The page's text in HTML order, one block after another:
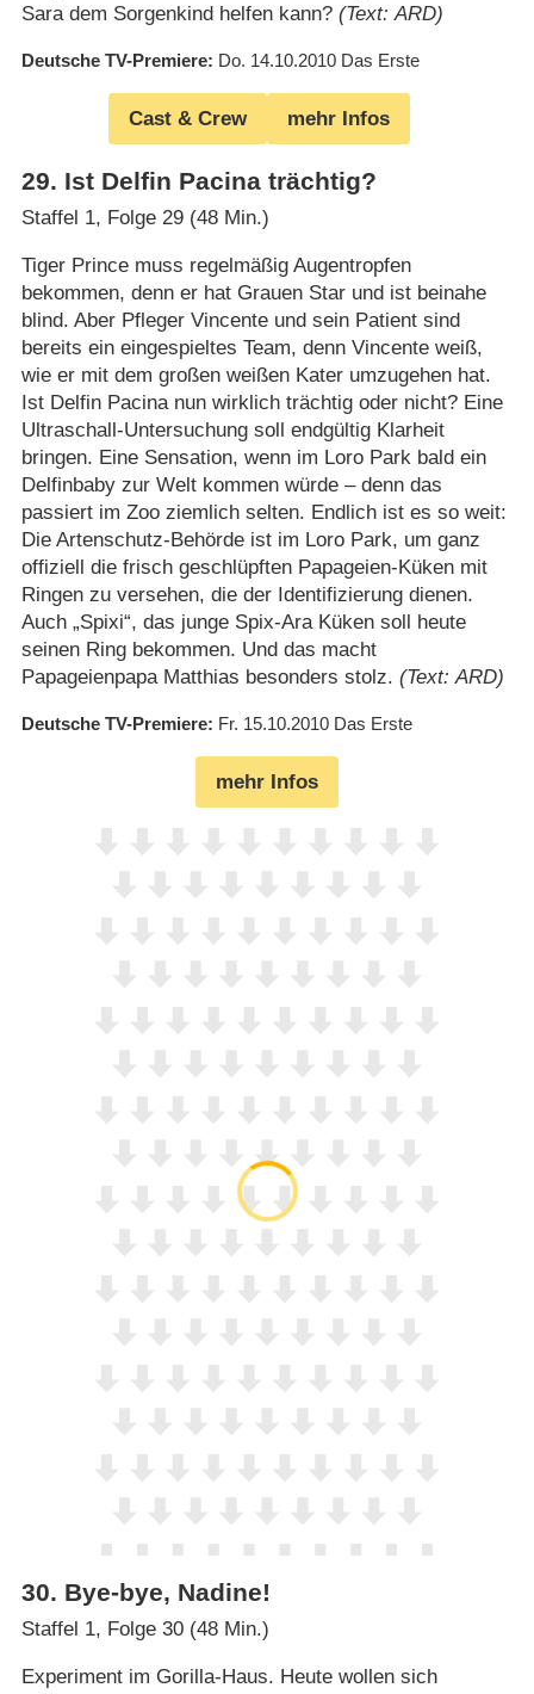
Sara dem Sorgenkind helfen kann? (Text: ARD)
Deutsche TV-Premiere Do. 14.10.2010 Das Erste
Cast & Crew mehr Infos
29. Ist Delfin Pacina trächtig?
Staffel 1, Folge 29 (48 Min.)
Tiger Prince muss regelmäßig Augentropfen
bekommen, denn er hat Grauen Star und ist beinahe
blind. Aber Pfleger Vincente und sein Patient sind
bereits ein eingespieltes Team, denn Vincente weiß,
wie er mit dem großen weißen Kater umzugehen hat.
Ist Delfin Pacina nun wirklich trächtig oder nicht? Eine
Ultraschall-Untersuchung soll endgültig Klarheit
bringen. Eine Sensation, wenn im Loro Park bald ein
Delfinbaby zur Welt kommen würde – denn das
passiert im Zoo ziemlich selten. Endlich ist es so weit:
Die Artenschutz-Behörde ist im Loro Park, um ganz
offiziell die frisch geschlüpften Papageien-Küken mit
Ringen zu versehen, die der Identifizierung dienen.
Auch „Spixi“, das junge Spix-Ara Küken soll heute
seinen Ring bekommen. Und das macht
Papageienpapa Matthias besonders stolz. (Text: ARD)
Deutsche TV-Premiere Fr. 15.10.2010 Das Erste
mehr Infos
30. Bye-bye, Nadine!
Staffel 1, Folge 30 (48 Min.)
Experiment im Gorilla-Haus. Heute wollen sich